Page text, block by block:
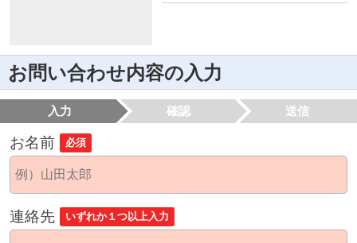
お問い合わせ内容の入力
入力 確認 送信
お名前 必須
連絡先 いずれか１つ以上入力